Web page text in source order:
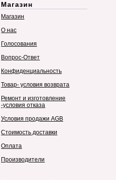
Магазин
Магазин
О нас
Голосования
Вопрос-Ответ
Конфиденциальность
Товар- условия возврата
Ремонт и изготовление
-условия отказа
Условия продажи AGB
Стоимость доставки
Оплата
Производители